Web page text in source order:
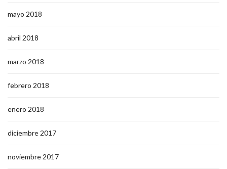
mayo 2018
abril 2018
marzo 2018
febrero 2018
enero 2018
diciembre 2017
noviembre 2017